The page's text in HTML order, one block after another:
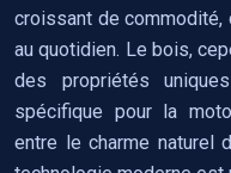
croissant de commodité,
au quotidien. Le bois,
des propriétés
spécifique pour la
entre le charme naturel